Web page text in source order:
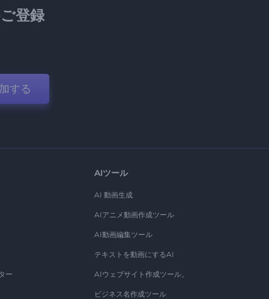
登録
する
ー
AIツール
AI 動画生成
AIアニメ動画作成ツール
AI動画編集ツール
テキストを動画にするAI
AIウェブサイト作成ツール。
ビジネス名作成ツール